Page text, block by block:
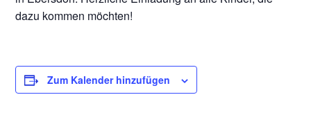
dazu kommen möchten!
Zum Kalender hinzufügen